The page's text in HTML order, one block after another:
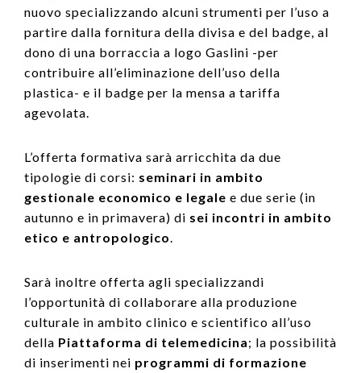
nuovo specializzando alcuni strumenti per l’uso a
partire dalla fornitura della divisa e del badge, al
dono di una borraccia a logo Gaslini -per
contribuire all’eliminazione dell’uso della
plastica- e il badge per la mensa a tariffa
agevolata.
L’offerta formativa sarà arricchita da due
tipologie di corsi: seminari in ambito
gestionale economico e legale e due serie (in
autunno e in primavera) di sei incontri in ambito
etico e antropologico
Sarà inoltre offerta agli specializzandi
l’opportunità di collaborare alla produzione
culturale in ambito clinico e scientifico all’uso
della Piattaforma di telemedicina; la possibilità
di inserimenti nei programmi di formazione